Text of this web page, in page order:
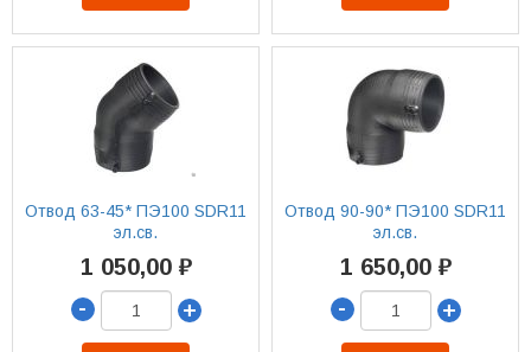
Отвод 63-45* ПЭ100 SDR11
эл.св.
1 050,00 ₽
-
+
Отвод 90-90* ПЭ100 SDR11
эл.св.
1 650,00 ₽
-
+